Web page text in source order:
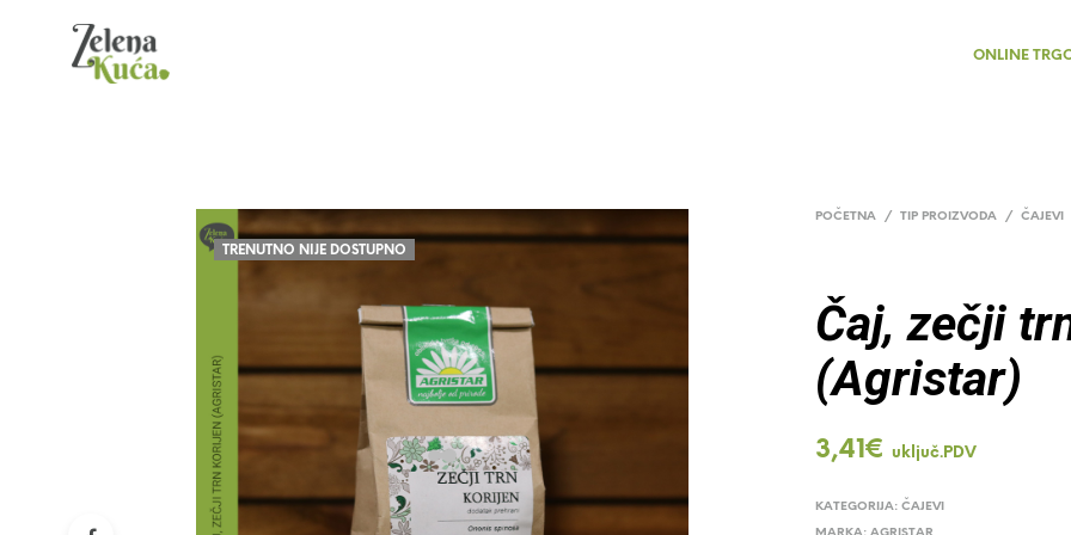
ONLINE
TRENUTNO NIJE DOSTUPNO
POČETNA / TIP PROIZVODA / ČAJEVI
Čaj, zečji
(Agristar)
3,41€ uključ.PDV
KATEGORIJA: ČAJEVI